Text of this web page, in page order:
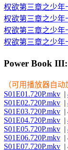
权欲第三章之少年
权欲第三章之少年
权欲第三章之少年
权欲第三章之少年
Power Book III:
（可用播放器自
S01E01.720P.mkv |
S01E02.720P.mkv |
S01E03.720P.mkv |
S01E04.720P.mkv |
S01E05.720P.mkv |
S01E06.720P.mkv |
S01E07.720P.mkv |